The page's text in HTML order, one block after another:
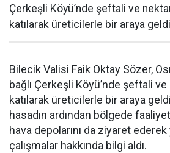
Çerkeşli Köyü’nde şeftali ve
katılarak üreticilerle bir araya
Bilecik Valisi Faik Oktay Sözer,
bağlı Çerkeşli Köyü’nde şeftali
katılarak üreticilerle bir araya
hasadın ardından bölgede
hava depolarını da ziyaret
çalışmalar hakkında bilgi aldı.